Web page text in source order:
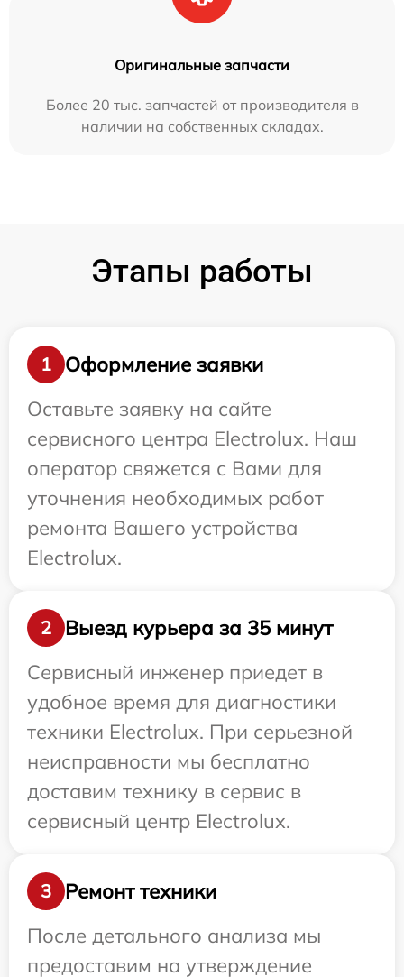
Оригинальные запчасти
Более 20 тыс. запчастей от производителя в
наличии на собственных складах.
Этапы работы
1
Оформление заявки
Оставьте заявку на сайте
сервисного центра Electrolux. Наш
оператор свяжется с Вами для
уточнения необходимых работ
ремонта Вашего устройства
Electrolux.
2
Выезд курьера за 35 минут
Сервисный инженер приедет в
удобное время для диагностики
техники Electrolux. При серьезной
неисправности мы бесплатно
доставим технику в сервис в
сервисный центр Electrolux.
3
Ремонт техники
После детального анализа мы
предоставим на утверждение